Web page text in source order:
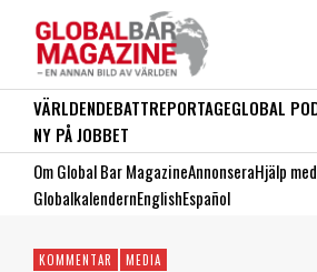
VÄRLDENDEBATTREPORTAGEGLOBAL
NY PÅ JOBBET
Om Global Bar MagazineAnnonseraHjälp
GlobalkalendernEnglishEspañol
KOMMENTAR MEDIA